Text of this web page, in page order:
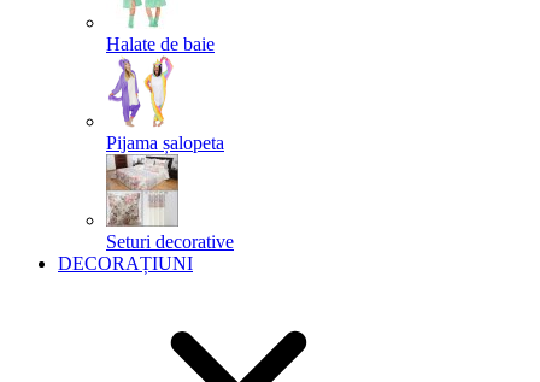
Halate de baie
Pijama șalopeta
Seturi decorative
DECORAȚIUNI